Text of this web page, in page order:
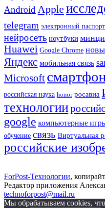
Android Apple
telegram электронный паспорт
нейросеть ноутбуки
Huawei Google Chrome
Яндекс мобильная связь
Microsoft
российская наука honor росавиа
технологии
google компьютерные
обучение связь Виртуальная
российские
ForPost-Технологии,
Редактор приложения
technoforpost@mail.ru
Мы обрабатываем cookies,